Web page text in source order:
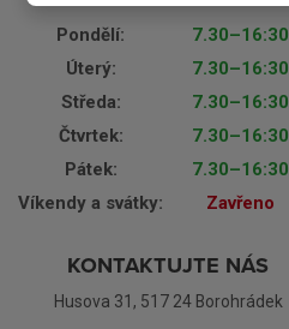
Pondělí:
7.30–16:30
Úterý:
7.30–16:30
Středa:
7.30–16:30
Čtvrtek:
7.30–16:30
Pátek:
7.30–16:30
Víkendy a svátky:
Zavřeno
KONTAKTUJTE NÁS
Husova 31, 517 24 Borohrádek